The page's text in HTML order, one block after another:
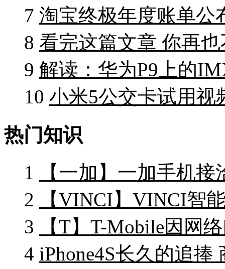
7 淘宝终极年度账单公
8 看完这篇文章 你再
9 解读：华为P9上的
10 小米5公交卡试用视
热门知识
1
【一加】一加手机
2
【VINCI】VINCI智
3
【T】T-Mobile因网
4 iPhone4S长久的追捧